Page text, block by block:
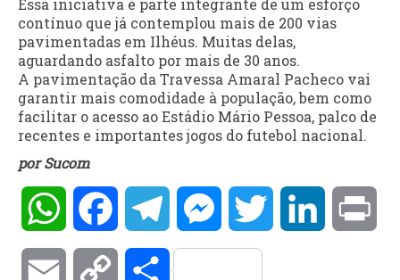
contínuo que já contemplou mais de 200 vias
pavimentadas em Ilhéus. Muitas delas,
aguardando asfalto por mais de 30 anos.
A pavimentação da Travessa Amaral Pacheco vai
garantir mais comodidade à população, bem como
facilitar o acesso ao Estádio Mário Pessoa, palco de
recentes e importantes jogos do futebol nacional.
por Sucom
WhatsAppFacebookTelegramMessengerTwitter LinkedIn
Email Copy Compartilhar